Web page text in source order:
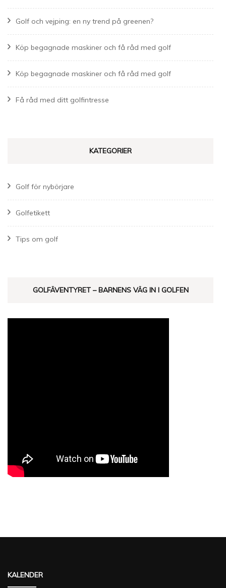
Golf och vejping: en ny trend på greenen?
Köp begagnade maskiner och få råd med golf
Köp begagnade maskiner och få råd med golf
Få råd med ditt golfintresse
KATEGORIER
Golf för nybörjare
Golfetikett
Tips om golf
GOLFÄVENTYRET – BARNENS VÄG IN I GOLFEN
KALENDER